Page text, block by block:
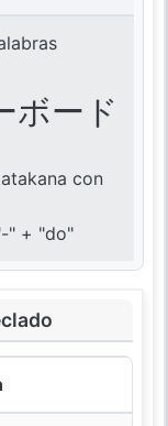
ボード
con
" + "do"